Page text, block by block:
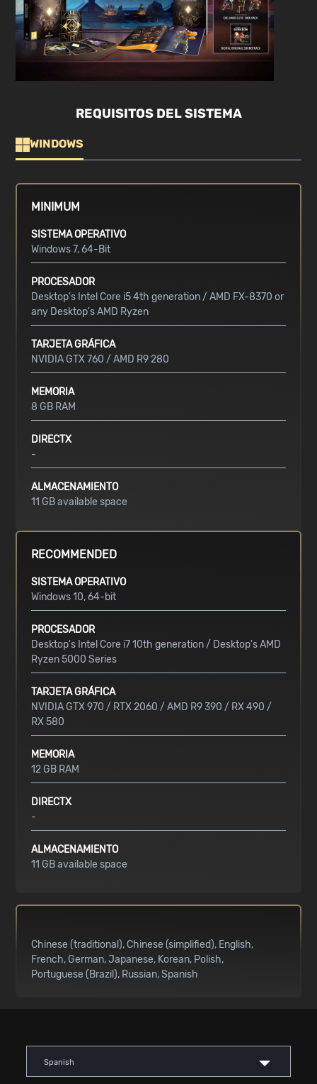
REQUISITOS DEL SISTEMA
WINDOWS
MINIMUM
SISTEMA OPERATIVO
Windows 7, 64-Bit
PROCESADOR
Desktop's Intel Core i5 4th generation / AMD FX-8370 or
any Desktop's AMD Ryzen
TARJETA GRÁFICA
NVIDIA GTX 760 / AMD R9 280
MEMORIA
8 GB RAM
DIRECTX
-
ALMACENAMIENTO
11 GB available space
RECOMMENDED
SISTEMA OPERATIVO
Windows 10, 64-bit
PROCESADOR
Desktop's Intel Core i7 10th generation / Desktop's AMD
Ryzen 5000 Series
TARJETA GRÁFICA
NVIDIA GTX 970 / RTX 2060 / AMD R9 390 / RX 490 /
RX 580
MEMORIA
12 GB RAM
DIRECTX
-
ALMACENAMIENTO
11 GB available space
Chinese (traditional) Chinese (simplified) English
French German Japanese Korean Polish
Portuguese (Brazil) Russian Spanish
Spanish